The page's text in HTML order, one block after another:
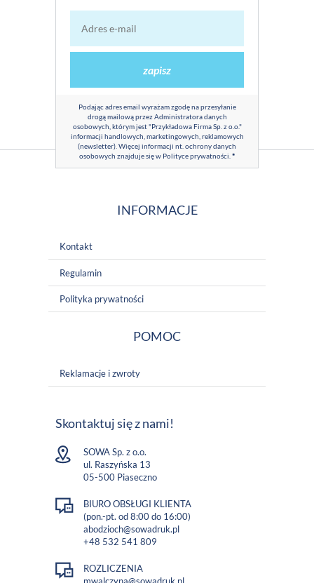
zapisz
Podając adres email wyrażam zgodę na przesyłanie
drogą mailową przez Administratora danych
osobowych, którym jest "Przykładowa Firma Sp. z o.o."
informacji handlowych, marketingowych, reklamowych
(newsletter). Więcej informacji nt. ochrony danych
osobowych znajduje się w Polityce prywatności *
INFORMACJE
Kontakt
Regulamin
Polityka prywatności
POMOC
Reklamacje i zwroty
Skontaktuj się z nami!
SOWA Sp. z o.o.
ul. Raszyńska 13
05-500 Piaseczno
BIURO OBSŁUGI KLIENTA
(pon.-pt. od 8:00 do 16:00)
abodzioch@sowadruk.pl
+48 532 541 809
ROZLICZENIA